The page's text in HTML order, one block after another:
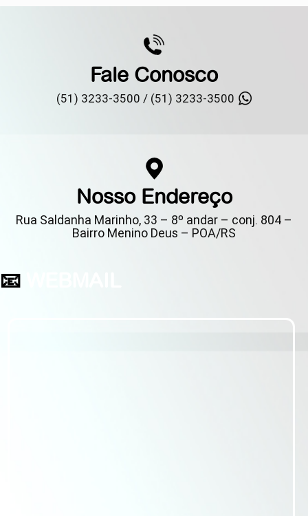
Fale Conosco
(51) 3233-3500 / (51) 3233-3500
Nosso Endereço
Rua Saldanha Marinho, 33 – 8º andar – conj. 804 –
Bairro Menino Deus – POA/RS
📧